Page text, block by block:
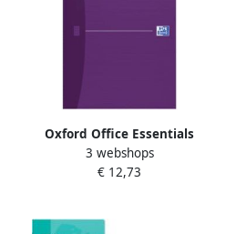
Oxford Office Essentials
schrift harde kaft 192
bladzijden ft A4 gelijnd
3 webshops
€ 12,73